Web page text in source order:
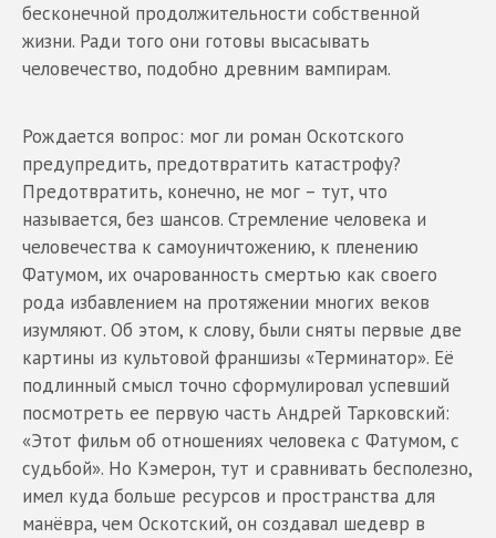
бесконечной продолжительности собственной
жизни. Ради того они готовы высасывать
человечество, подобно древним вампирам.
Рождается вопрос: мог ли роман Оскотского
предупредить, предотвратить катастрофу?
Предотвратить, конечно, не мог – тут, что
называется, без шансов. Стремление человека и
человечества к самоуничтожению, к пленению
Фатумом, их очарованность смертью как своего
рода избавлением на протяжении многих веков
изумляют. Об этом, к слову, были сняты первые две
картины из культовой франшизы «Терминатор». Её
подлинный смысл точно сформулировал успевший
посмотреть ее первую часть Андрей Тарковский:
«Этот фильм об отношениях человека с Фатумом, с
судьбой». Но Кэмерон, тут и сравнивать бесполезно,
имел куда больше ресурсов и пространства для
манёвра, чем Оскотский, он создавал шедевр в